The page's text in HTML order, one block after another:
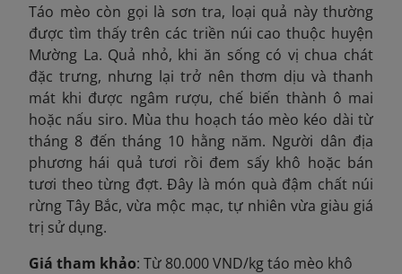
Táo mèo còn gọi là sơn tra, loại quả này thường
được tìm thấy trên các triền núi cao thuộc huyện
Mường La. Quả nhỏ, khi ăn sống có vị chua chát
đặc trưng, nhưng lại trở nên thơm dịu và thanh
mát khi được ngâm rượu, chế biến thành ô mai
hoặc nấu siro. Mùa thu hoạch táo mèo kéo dài từ
tháng 8 đến tháng 10 hằng năm. Người dân địa
phương hái quả tươi rồi đem sấy khô hoặc bán
tươi theo từng đợt. Đây là món quà đậm chất núi
rừng Tây Bắc, vừa mộc mạc, tự nhiên vừa giàu giá
trị sử dụng.
Giá tham khảo: Từ 80.000 VND/kg táo mèo khô